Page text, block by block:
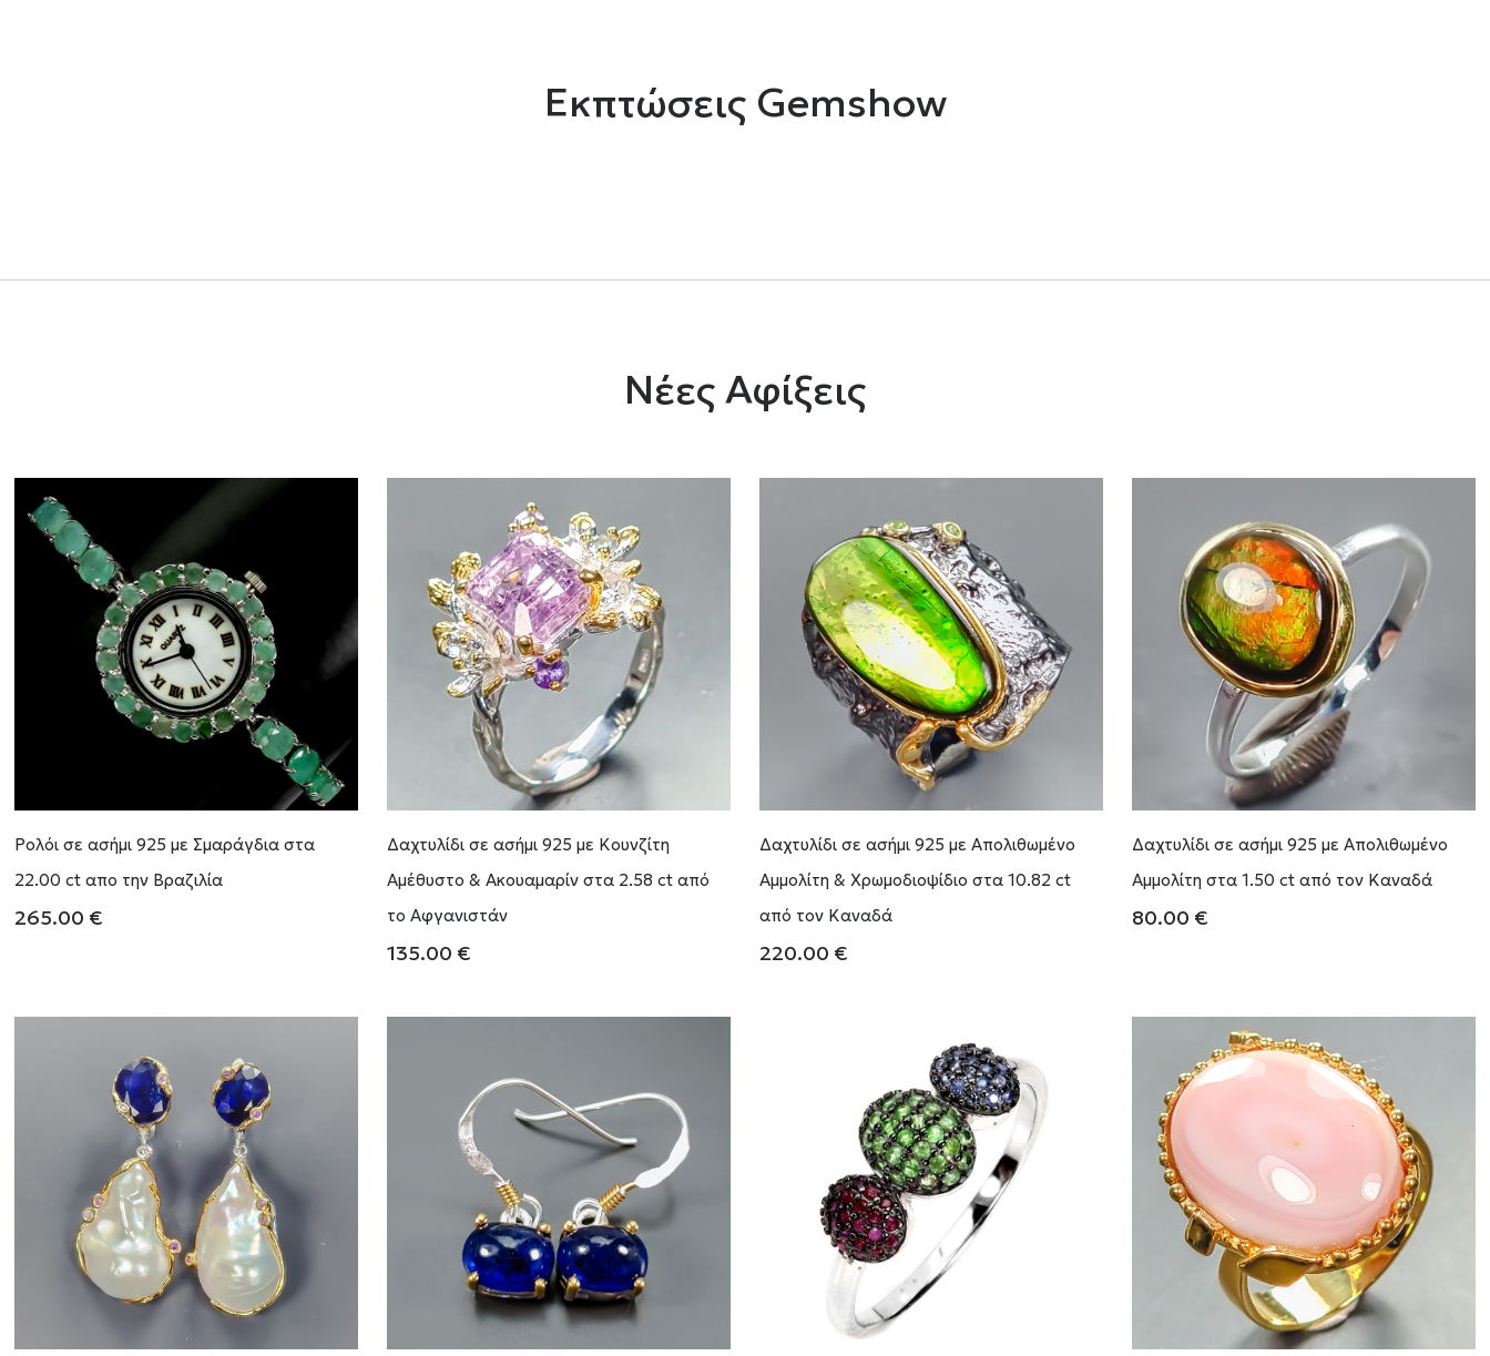
Εκπτώσεις Gemshow
Νέες Αφίξεις
Ρολόι σε ασήμι 925 με Σμαράγδια στα
22.00 ct απο την Βραζιλία
265.00 €
Δαχτυλίδι σε ασήμι 925 με Κουνζίτη
Αμέθυστο & Ακουαμαρίν στα 2.58 ct από
το Αφγανιστάν
135.00 €
Δαχτυλίδι σε ασήμι 925 με Απολιθωμένο
Αμμολίτη & Χρωμοδιοψίδιο στα 10.82 ct
από τον Καναδά
220.00 €
Δαχτυλίδι σε ασήμι 925 με Απολιθωμένο
Αμμολίτη στα 1.50 ct από τον Καναδά
80.00 €